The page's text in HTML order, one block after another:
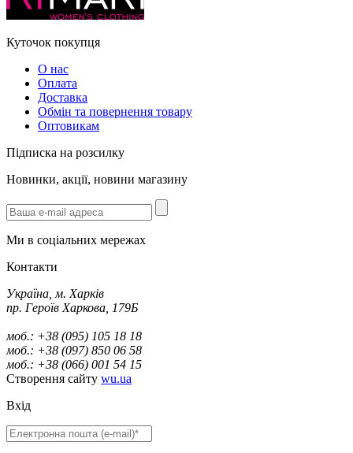
Куточок покупця
О нас
Оплата
Доставка
Обмін та повернення товару
Оптовикам
Підписка на розсилку
Новинки, акції, новини магазину
Ми в соціальних мережах
Контакти
Україна, м. Харків
пр. Героїв Харкова, 179Б
моб.: +38 (095) 105 18 18
моб.: +38 (097) 850 06 58
моб.: +38 (066) 001 54 15
Створення сайту wu.ua
Вхід